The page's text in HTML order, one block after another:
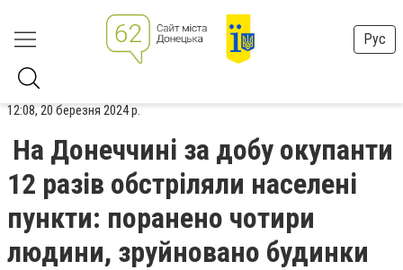
Рус
12:08, 20 березня 2024 р.
На Донеччині за добу окупанти
12 разів обстріляли населені
пункти: поранено чотири
людини, зруйновано будинки